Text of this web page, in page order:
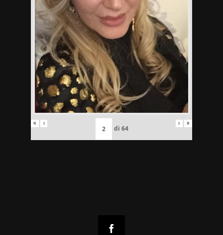
« ‹
di 64
› »